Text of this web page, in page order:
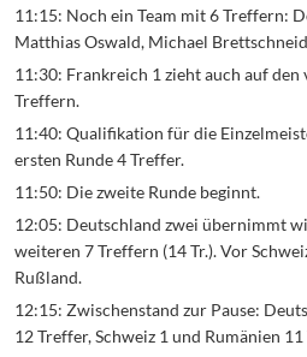
11:15: Noch ein Team mit 6 Treffern:
Matthias Oswald, Michael
11:30: Frankreich 1 zieht auch auf
Treffern.
11:40: Qualifikation für die
ersten Runde 4 Treffer.
11:50: Die zweite Runde beginnt.
12:05: Deutschland zwei übernimmt
weiteren 7 Treffern (14 Tr.). Vor
Rußland.
12:15: Zwischenstand zur Pause:
12 Treffer, Schweiz 1 und Rumänien